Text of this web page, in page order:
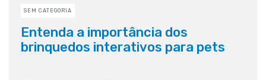
SEM CATEGORIA
Entenda a importância dos
brinquedos interativos para pets